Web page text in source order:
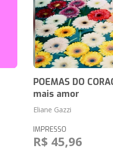
POEMAS DO
mais amor
Eliane Gazzi
IMPRESSO
R$ 45,96